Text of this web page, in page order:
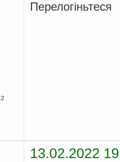
Перелогіньтеся
13.02.2022